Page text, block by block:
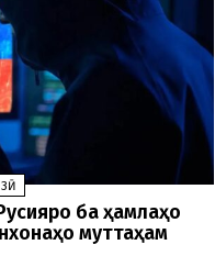
ба ҳамлаҳо
муттаҳам